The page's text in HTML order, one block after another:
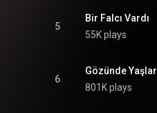
5
Bir Falcı Vardı
55K plays
6
Gözünde Yaşlar
801K plays